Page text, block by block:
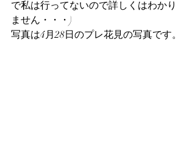
で私は行ってないので詳しくはわかり
ません・・・)
写真は4月28日のプレ花見の写真です。